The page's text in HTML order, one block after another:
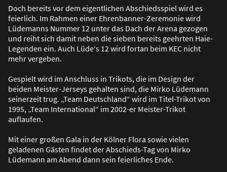
Doch bereits vor dem eigentlichen Abschiedsspiel wird es
feierlich. Im Rahmen einer Ehrenbanner-Zeremonie wird
Lüdemanns Nummer 12 unter das Dach der Arena gezogen
und reiht sich damit neben die sieben bereits geehrten Haie-
Legenden ein. Auch Lüde‘s 12 wird fortan beim KEC nicht
mehr vergeben.
Gespielt wird im Anschluss in Trikots, die im Design der
beiden Meister-Jerseys gehalten sind, die Mirko Lüdemann
seinerzeit trug. „Team Deutschland“ wird im Titel-Trikot von
1995, „Team International“ im 2002-er Meister-Trikot
auflaufen.
Mit einer großen Gala in der Kölner Flora sowie vielen
geladenen Gästen findet der Abschieds-Tag von Mirko
Lüdemann am Abend dann sein feierliches Ende.